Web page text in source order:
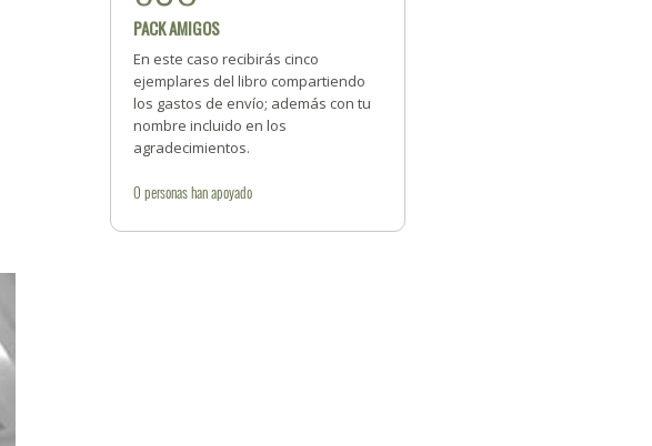
PACK AMIGOS
En este caso recibirás cinco
ejemplares del libro compartiendo
los gastos de envío; además con tu
nombre incluido en los
agradecimientos.
0personashan apoyado